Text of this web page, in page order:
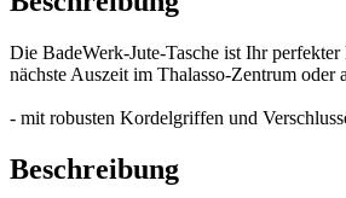
Die BadeWerk-Jute-Tasche ist Ihr
nächste Auszeit im Thalasso-Zentrum oder
- mit robusten Kordelgriffen und
Beschreibung